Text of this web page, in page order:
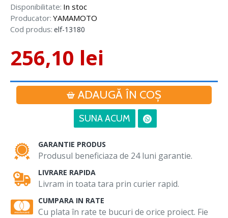
Disponibilitate: In stoc
Producator: YAMAMOTO
Cod produs: elf-13180
256,10 lei
ADAUGĂ ÎN COŞ
SUNA ACUM
GARANTIE PRODUS
Produsul beneficiaza de 24 luni garantie.
LIVRARE RAPIDA
Livram in toata tara prin curier rapid.
CUMPARA IN RATE
Cu plata în rate te bucuri de orice proiect. Fie